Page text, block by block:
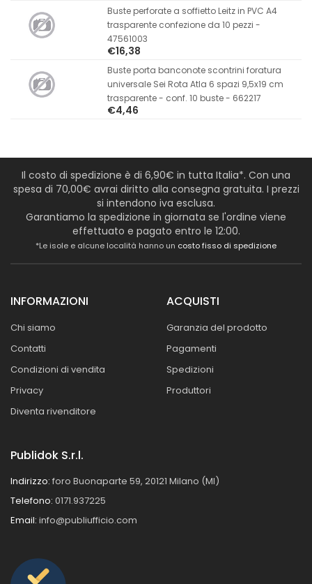
Buste perforate a soffietto Leitz in PVC A4
trasparente confezione da 10 pezzi -
47561003
€16,38
Buste porta banconote scontrini foratura
universale Sei Rota Atla 6 spazi 9,5x19 cm
trasparente - conf. 10 buste - 662217
€4,46
Il costo di spedizione è di 6,90€ in tutta Italia*. Con una
spesa di 70,00€ avrai diritto alla consegna gratuita. I prezzi
si intendono iva esclusa.
Garantiamo la spedizione in giornata se l'ordine viene
effettuato e pagato entro le 12:00.
*Le isole e alcune località hanno un costo fisso di spedizione
INFORMAZIONI
Chi siamo
Contatti
Condizioni di vendita
Privacy
Diventa rivenditore
ACQUISTI
Garanzia del prodotto
Pagamenti
Spedizioni
Produttori
Publidok S.r.l.
Indirizzo: foro Buonaparte 59, 20121 Milano (MI)
Telefono: 0171.937225
Email: info@publiufficio.com